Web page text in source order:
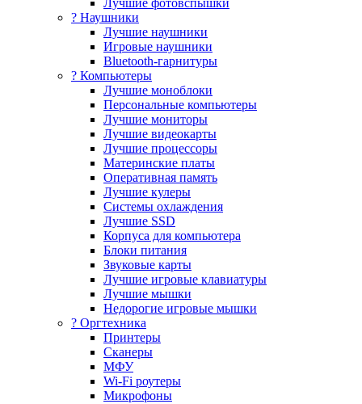
? Наушники
Лучшие наушники
Игровые наушники
Bluetooth-гарнитуры
?️ Компьютеры
Лучшие моноблоки
Персональные компьютеры
Лучшие мониторы
Лучшие видеокарты
Лучшие процессоры
Материнские платы
Оперативная память
Лучшие кулеры
Системы охлаждения
Лучшие SSD
Корпуса для компьютера
Блоки питания
Звуковые карты
Лучшие игровые клавиатуры
Лучшие мышки
Недорогие игровые мышки
?️ Оргтехника
Принтеры
Сканеры
МФУ
Wi-Fi роутеры
Микрофоны